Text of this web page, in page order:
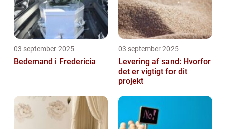
03 september 2025
Bedemand i Fredericia
03 september 2025
Levering af sand: Hvorfor
det er vigtigt for dit
projekt